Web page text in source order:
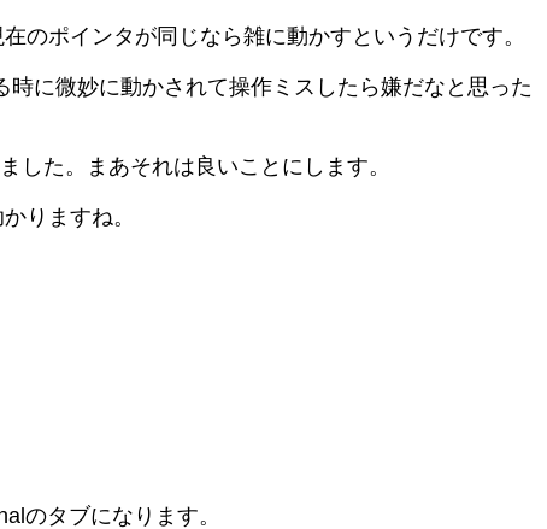
のポインタが同じなら雑に動かすというだけです。
に微妙に動かされて操作ミスしたら嫌だなと思った
た。まあそれは良いことにします。
りますね。
のタブになります。